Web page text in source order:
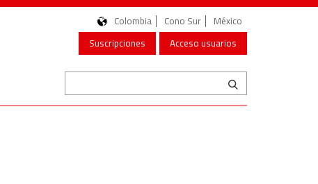
Colombia Cono Sur
México
Suscripciones
Acceso usuarios